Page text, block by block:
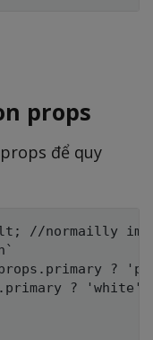
props
để quy
//normailly